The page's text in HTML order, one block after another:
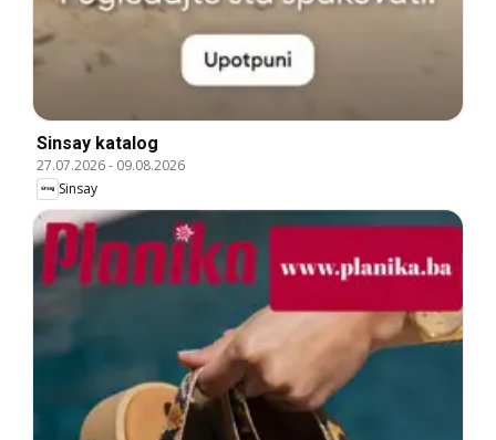
Sinsay katalog
27.07.2026- 09.08.2026
Sinsay